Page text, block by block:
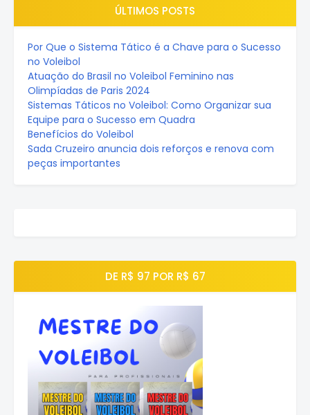
ÚLTIMOS POSTS
Por Que o Sistema Tático é a Chave para o Sucesso
no Voleibol
Atuação do Brasil no Voleibol Feminino nas
Olimpíadas de Paris 2024
Sistemas Táticos no Voleibol: Como Organizar sua
Equipe para o Sucesso em Quadra
Benefícios do Voleibol
Sada Cruzeiro anuncia dois reforços e renova com
peças importantes
DE R$ 97 POR R$ 67